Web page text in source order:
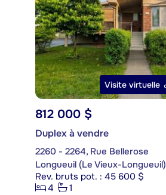
Visite virtuelle
812 000 $
Duplex à vendre
2260 - 2264, Rue Bellerose
Longueuil (Le Vieux-Longueuil)
Rev. bruts pot. : 45 600 $
4
1